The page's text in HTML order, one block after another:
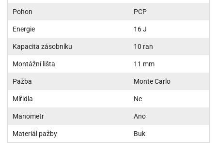
Pohon PCP
Energie 16 J
Kapacita zásobníku 10 ran
Montážní lišta 11 mm
Pažba Monte Carlo
Mířidla Ne
Manometr Ano
Materiál pažby Buk